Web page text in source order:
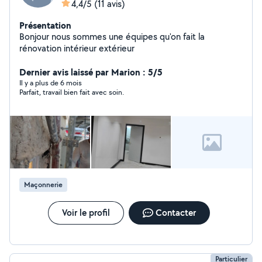
4,4/5 (11 avis)
Présentation
Bonjour nous sommes une équipes qu'on fait la
rénovation intérieur extérieur
Dernier avis laissé par Marion : 5/5
Il y a plus de 6 mois
Parfait, travail bien fait avec soin.
Maçonnerie
Voir le profil Contacter
Particulier